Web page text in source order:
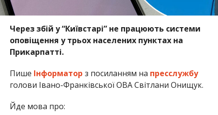
Через збій у “Київстарі” не працюють системи
оповіщення у трьох населених пунктах на
Прикарпатті.
Пише Інформатор з посиланням на пресслужбу
голови Івано-Франківської ОВА Світлани Онищук.
Йде мова про: